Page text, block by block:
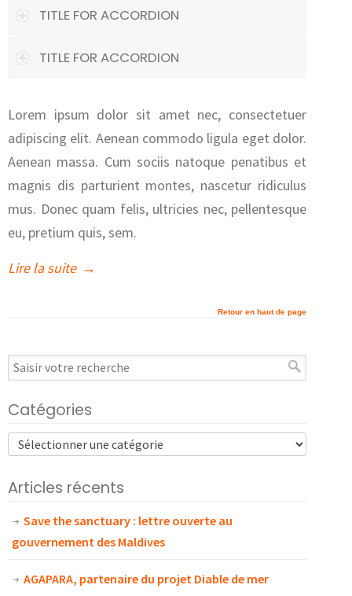
TITLE FOR ACCORDION
TITLE FOR ACCORDION
Lorem ipsum dolor sit amet nec, consectetuer
adipiscing elit. Aenean commodo ligula eget dolor.
Aenean massa. Cum sociis natoque penatibus et
magnis dis parturient montes, nascetur ridiculus
mus. Donec quam felis, ultricies nec, pellentesque
eu, pretium quis, sem.
Lire la suite →
Retour en haut de page
Catégories
Articles récents
Save the sanctuary : lettre ouverte au
gouvernement des Maldives
AGAPARA, partenaire du projet Diable de mer